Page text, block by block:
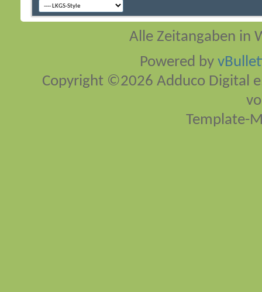
Alle Zeitangaben in
Powered by
Copyright ©2026 Adduco Digital
Template-